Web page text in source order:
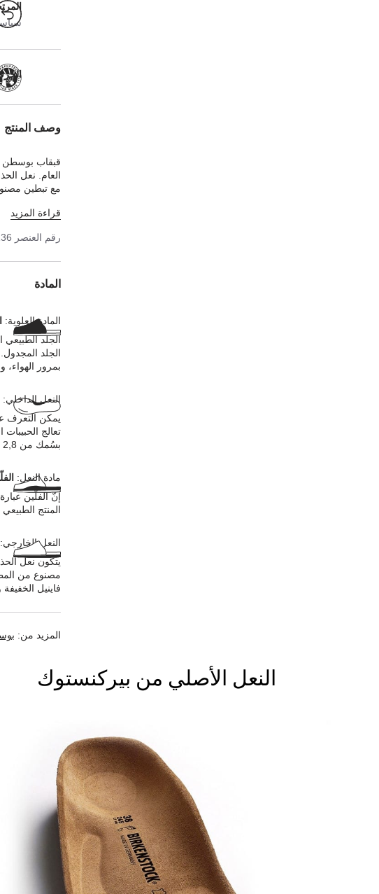
سياسة
وصف المنتج
قبقاب بوسطن
العام. نعل
مع تبطين
قراءة المزيد
رقم العنصر
المادة
المادة العلوية:
الجلد
الجلد
بمرور الهواء،
النعل الداخلي:
يمكن التعرف
تعالج
بسُمك من 2,8 إلى 3,2 ملليمترات في المادة العلوية.
مادة النعل:
إنّ الفلّين
المنتج
النعل
يتكون نعل
مصنوع من
فاينيل الخفيفة
المزيد من:
النعل الأصلي من بيركنستوك